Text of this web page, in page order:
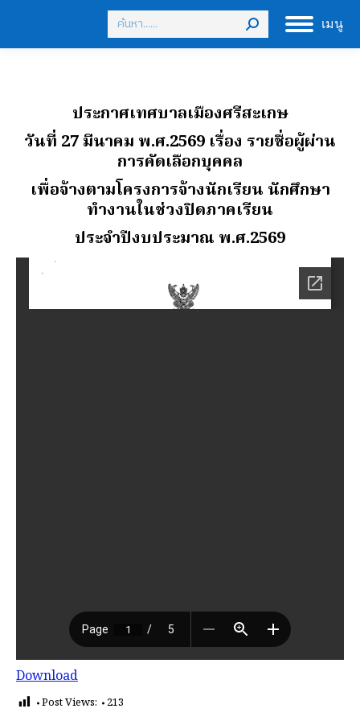
เมนู
Search:
ประกาศเทศบาลเมืองศรีสะเกษ
วันที่ 27 มีนาคม พ.ศ.2569 เรื่อง รายชื่อผู้ผ่าน
การคัดเลือกบุคคล
เพื่อจ้างตามโครงการจ้างนักเรียน นักศึกษา
ทำงานในช่วงปิดภาคเรียน
ประจำปีงบประมาณ พ.ศ.2569
Download
Post Views: 213